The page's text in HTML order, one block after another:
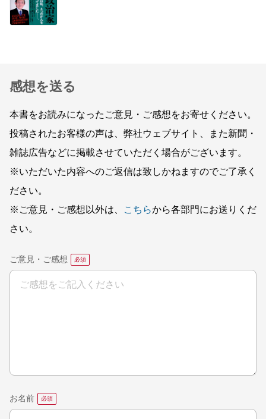
感想を送る
本書をお読みになったご意見・ご感想をお寄せください。
投稿されたお客様の声は、弊社ウェブサイト、また新聞・
雑誌広告などに掲載させていただく場合がございます。
※いただいた内容へのご返信は致しかねますのでご了承く
ださい。
※ご意見・ご感想以外は、
こちらから各部門にお送りくだ
さい。
ご意見・ご感想
お名前